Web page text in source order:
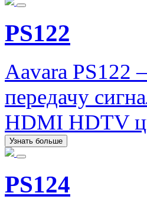
PS122
Aavara PS122
передачу
HDMI HDTV
Узнать больше
PS124